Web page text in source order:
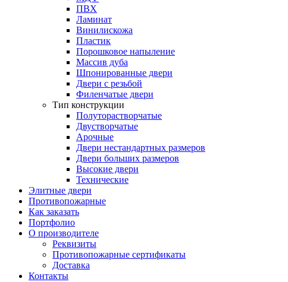
ПВХ
Ламинат
Винилискожа
Пластик
Порошковое напыление
Массив дуба
Шпонированные двери
Двери с резьбой
Филенчатые двери
Тип конструкции
Полуторастворчатые
Двустворчатые
Арочные
Двери нестандартных размеров
Двери больших размеров
Высокие двери
Технические
Элитные двери
Противопожарные
Как заказать
Портфолио
О производителе
Реквизиты
Противопожарные сертификаты
Доставка
Контакты